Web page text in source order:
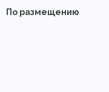
По размещению